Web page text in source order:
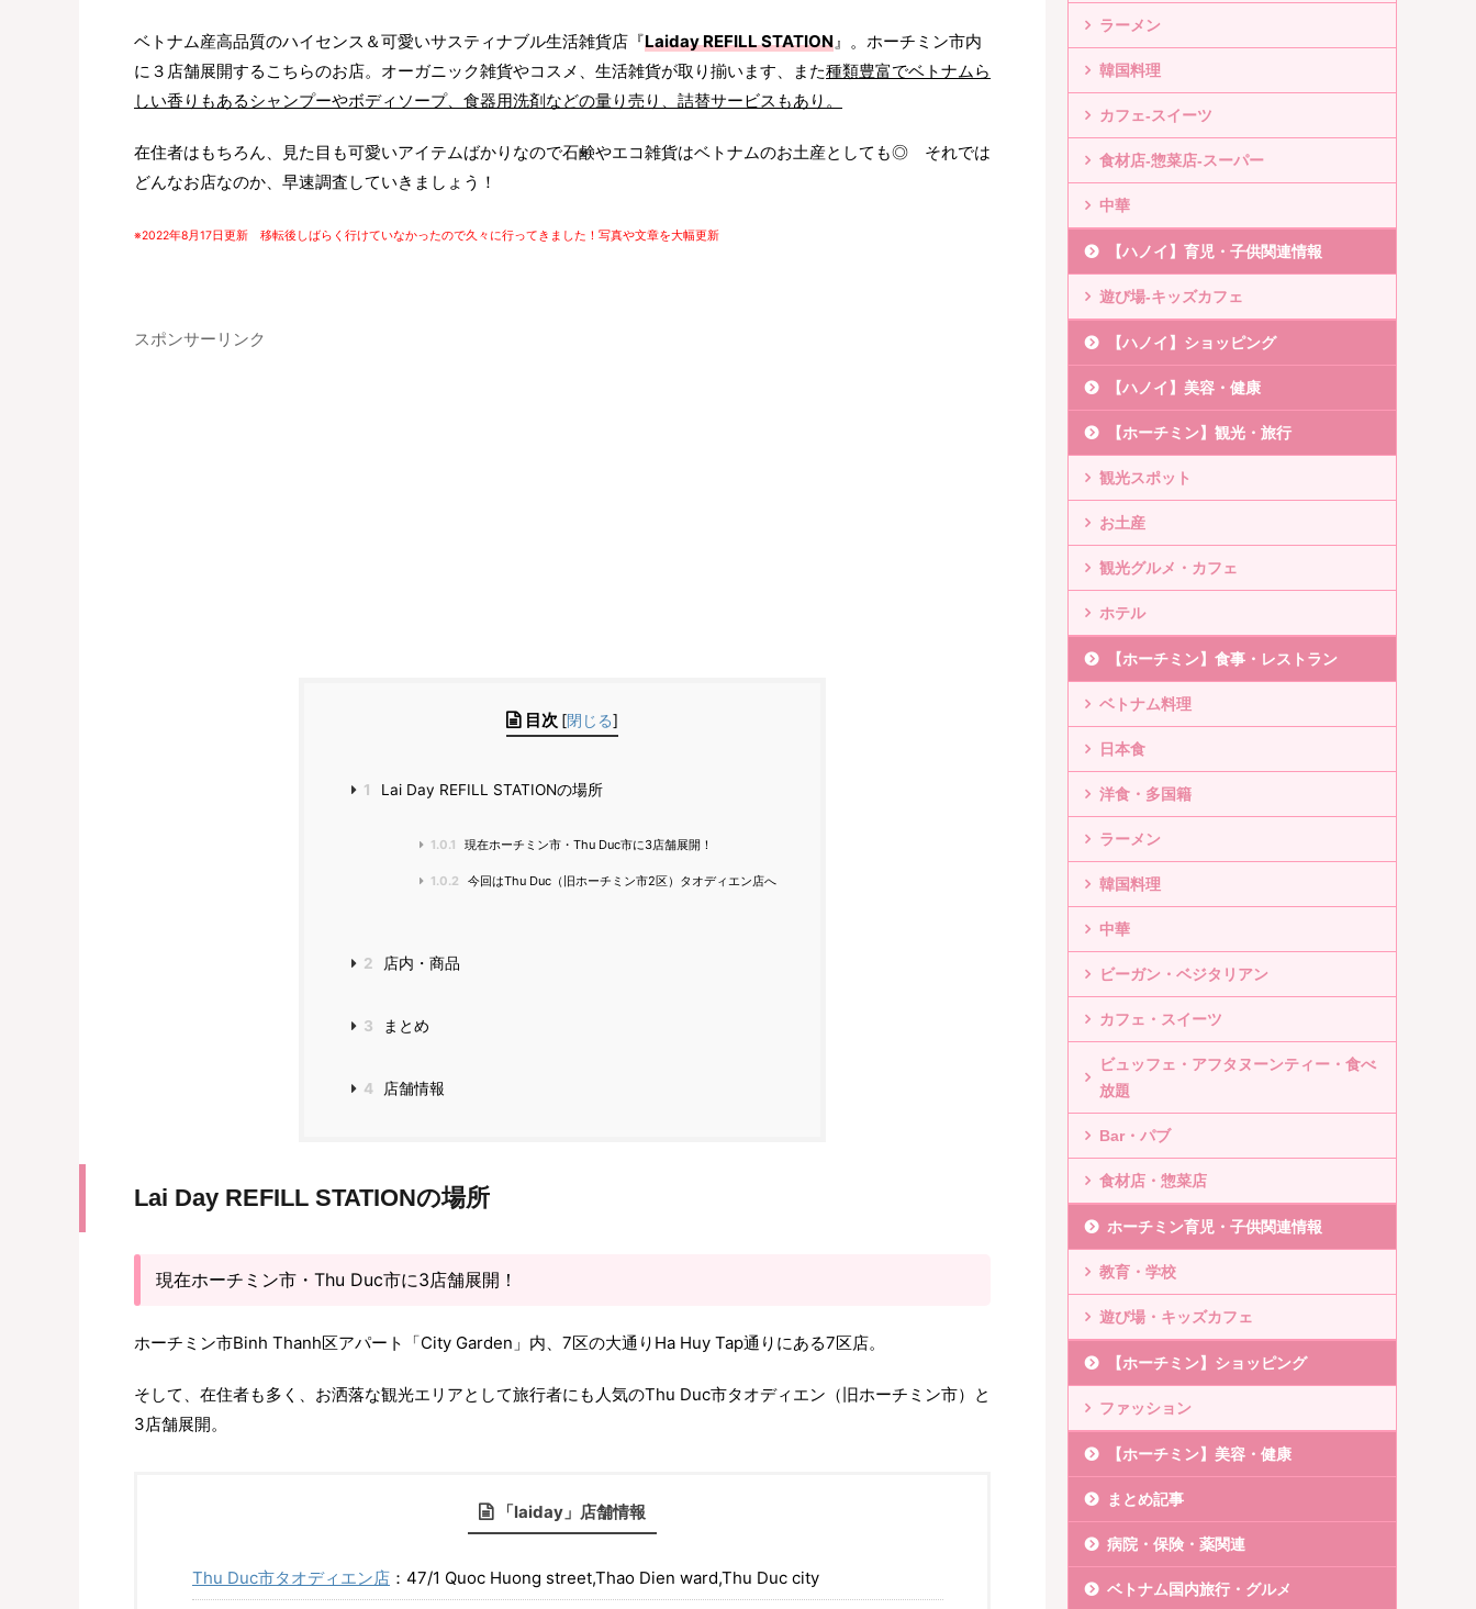
ベトナム産高品質のハイセンス＆可愛いサスティナブル生活雑貨店『Laiday REFILL STATION 』。ホーチミン市内
に３店舗展開するこちらのお店。オーガニック雑貨やコスメ、生活雑貨が取り揃います、また種類豊富でベトナムら
しい香りもあるシャンプーやボディソープ、食器用洗剤などの量り売り、詰替サービスもあり。
在住者はもちろん、見た目も可愛いアイテムばかりなので石鹸やエコ雑貨はベトナムのお土産としても◎ それでは
どんなお店なのか、早速調査していきましょう！
※2022年8月17日更新 移転後しばらく行けていなかったので久々に行ってきました！写真や文章を大幅更新
スポンサーリンク
目次 [閉じる]
1 Lai Day REFILL STATIONの場所
1.0.1 現在ホーチミン市・Thu Duc市に3店舗展開！
1.0.2 今回はThu Duc（旧ホーチミン市2区）タオディエン店へ
2 店内・商品
3 まとめ
4 店舗情報
Lai Day REFILL STATIONの場所
現在ホーチミン市・Thu Duc市に3店舗展開！
ホーチミン市Binh Thanh区アパート「City Garden」内、7区の大通りHa Huy Tap通りにある7区店。
そして、在住者も多く、お洒落な観光エリアとして旅行者にも人気のThu Duc市タオディエン（旧ホーチミン市）と
3店舗展開。
「laiday」店舗情報
Thu Duc市タオディエン店 ：47/1 Quoc Huong street,Thao Dien ward,Thu Duc city
ラーメン
韓国料理
カフェ-スイーツ
食材店-惣菜店-スーパー
中華
【ハノイ】育児・子供関連情報
遊び場-キッズカフェ
【ハノイ】ショッピング
【ハノイ】美容・健康
【ホーチミン】観光・旅行
観光スポット
お土産
観光グルメ・カフェ
ホテル
【ホーチミン】食事・レストラン
ベトナム料理
日本食
洋食・多国籍
ラーメン
韓国料理
中華
ビーガン・ベジタリアン
カフェ・スイーツ
ビュッフェ・アフタヌーンティー・食べ
放題
Bar・パブ
食材店・惣菜店
ホーチミン育児・子供関連情報
教育・学校
遊び場・キッズカフェ
【ホーチミン】ショッピング
ファッション
【ホーチミン】美容・健康
まとめ記事
病院・保険・薬関連
ベトナム国内旅行・グルメ